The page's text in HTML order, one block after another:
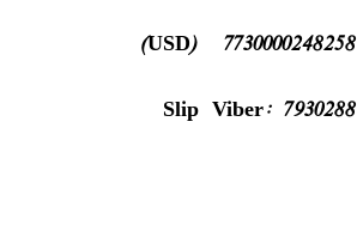
7730000248258 (USD)
Slip Viber: 7930288